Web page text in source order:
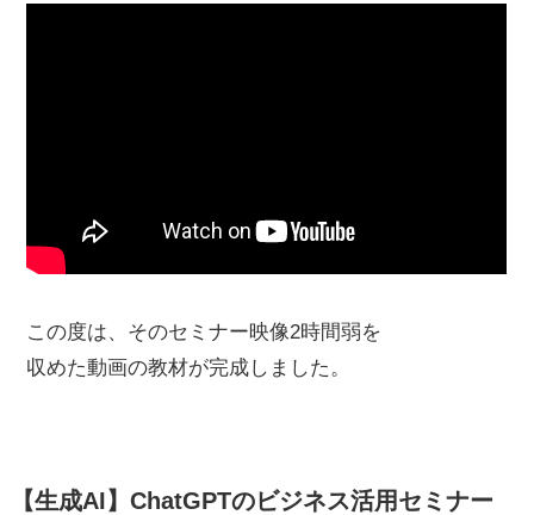
この度は、そのセミナー映像2時間弱を
収めた動画の教材が完成しました。
【生成AI】ChatGPTのビジネス活用セミナー